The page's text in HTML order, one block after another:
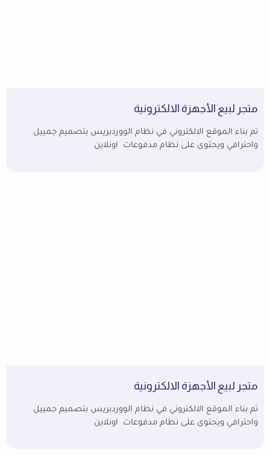
متجر لبيع الأجهزة الالكترونية
تم بناء الموقع الالكتروني في نظام الووردبريس بتصميم جمييل
واحترافي ويحتوى على نظام مدفوعات اونلاين
متجر لبيع الأجهزة الالكترونية
تم بناء الموقع الالكتروني في نظام الووردبريس بتصميم جمييل
واحترافي ويحتوى على نظام مدفوعات اونلاين